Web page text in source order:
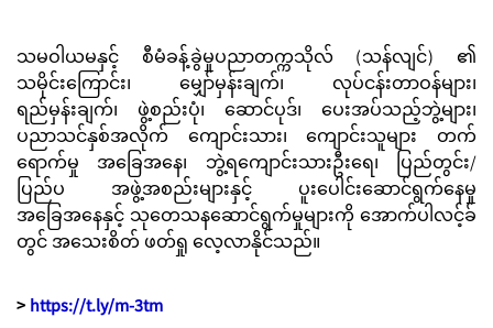
သမဝါယမနှင့် စီမံခန့်ခွဲမှုပညာတက္ကသိုလ် (သန်လျင်) ၏
သမိုင်းကြောင်း၊ မျှော်မှန်းချက်၊ လုပ်ငန်းတာဝန်များ၊
ရည်မှန်းချက်၊ ဖွဲ့စည်းပုံ၊ ဆောင်ပုဒ်၊ ပေးအပ်သည့်ဘွဲ့များ၊
ပညာသင်နှစ်အလိုက် ကျောင်းသား၊ ကျောင်းသူများ တက်
ရောက်မှု အခြေအနေ၊ ဘွဲ့ရကျောင်းသားဦးရေ၊ ပြည်တွင်း/
ပြည်ပ အဖွဲ့အစည်းများနှင့် ပူးပေါင်းဆောင်ရွက်နေမှု
အခြေအနေနှင့် သုတေသနဆောင်ရွက်မှုများကို အောက်ပါလင့်ခ်
တွင် အသေးစိတ် ဖတ်ရှု လေ့လာနိုင်သည်။
>https://t.ly/m-3tm